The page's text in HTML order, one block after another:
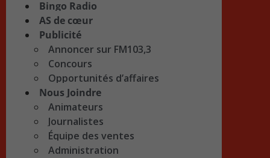
Bingo Radio
AS de cœur
Publicité
Annoncer sur FM103,3
Concours
Opportunités d’affaires
Nous Joindre
Animateurs
Journalistes
Équipe des ventes
Administration